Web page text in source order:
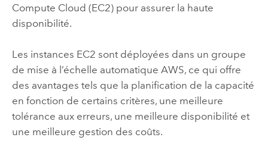
Compute Cloud (EC2)pour assurer la haute
disponibilité.
Les instances EC2 sont déployées dans un groupe
de mise à l’échelle automatique AWS, ce qui offre
des avantages tels que la planification de la capacité
en fonction de certains critères, une meilleure
tolérance aux erreurs, une meilleure disponibilité et
une meilleure gestion des coûts.